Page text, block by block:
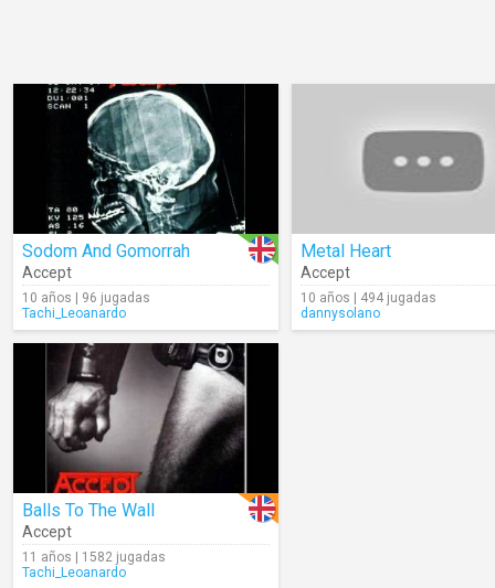
Sodom And Gomorrah
Accept
10 años | 96 jugadas
Tachi_Leoanardo
Metal Heart
Accept
10 años | 494 jugadas
dannysolano
Balls To The Wall
Accept
11 años | 1582 jugadas
Tachi_Leoanardo